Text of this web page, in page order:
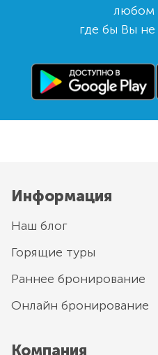
любом
где бы Вы
Информация
Наш блог
Горящие туры
Раннее бронирование
Онлайн бронирование
Компания